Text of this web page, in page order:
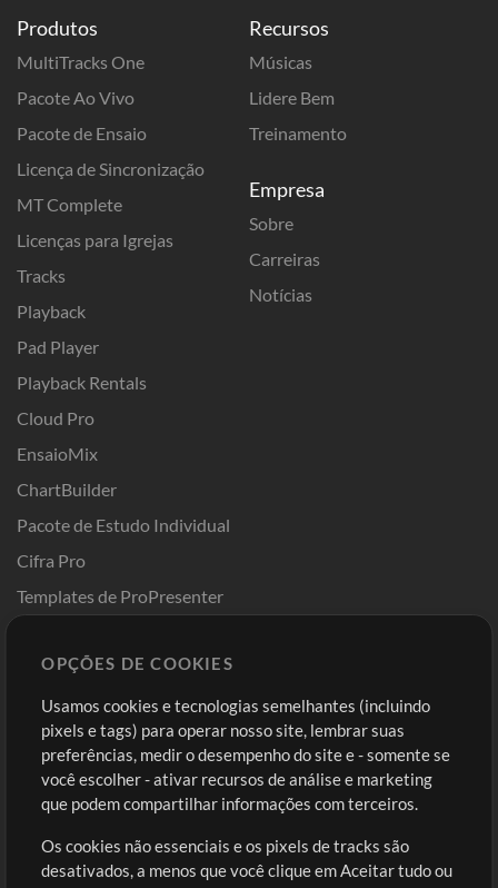
Produtos
MultiTracks One
Pacote Ao Vivo
Pacote de Ensaio
Licença de Sincronização
MT Complete
Licenças para Igrejas
Tracks
Playback
Pad Player
Playback Rentals
Cloud Pro
EnsaioMix
ChartBuilder
Pacote de Estudo Individual
Cifra Pro
Templates de ProPresenter
Recursos
Músicas
Lidere Bem
Treinamento
Empresa
Sobre
Carreiras
Notícias
Comprar Créditos
Conteúdo Grátis
Solicite uma Música
Extras
Sessões
Entre
Cadastre-se
Ir ao carrinho
OPÇÕES DE COOKIES
Usamos cookies e tecnologias semelhantes (incluindo
pixels e tags) para operar nosso site, lembrar suas
preferências, medir o desempenho do site e - somente se
você escolher - ativar recursos de análise e marketing
que podem compartilhar informações com terceiros.
Os cookies não essenciais e os pixels de tracks são
desativados, a menos que você clique em Aceitar tudo ou